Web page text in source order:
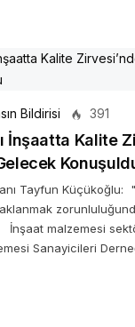
Bildirisi 391
İnşaatta Kalite
Tayfun Küçükoğlu:
İnşaat malzemesi
Sanayicileri